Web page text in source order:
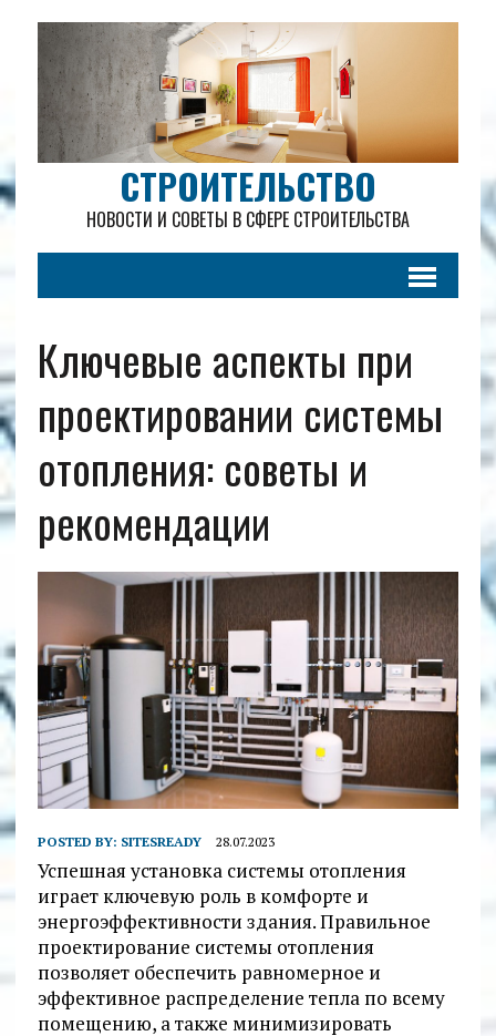
СТРОИТЕЛЬСТВО
НОВОСТИ И СОВЕТЫ В СФЕРЕ СТРОИТЕЛЬСТВА
Ключевые аспекты при
проектировании системы
отопления: советы и
рекомендации
POSTED BY: SITESREADY 28.07.2023
Успешная установка системы отопления
играет ключевую роль в комфорте и
энергоэффективности здания. Правильное
проектирование системы отопления
позволяет обеспечить равномерное и
эффективное распределение тепла по всему
помещению, а также минимизировать